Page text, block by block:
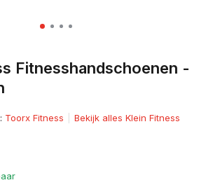
Fitnesshandschoenen -
Toorx Fitness Bekijk alles Klein Fitness